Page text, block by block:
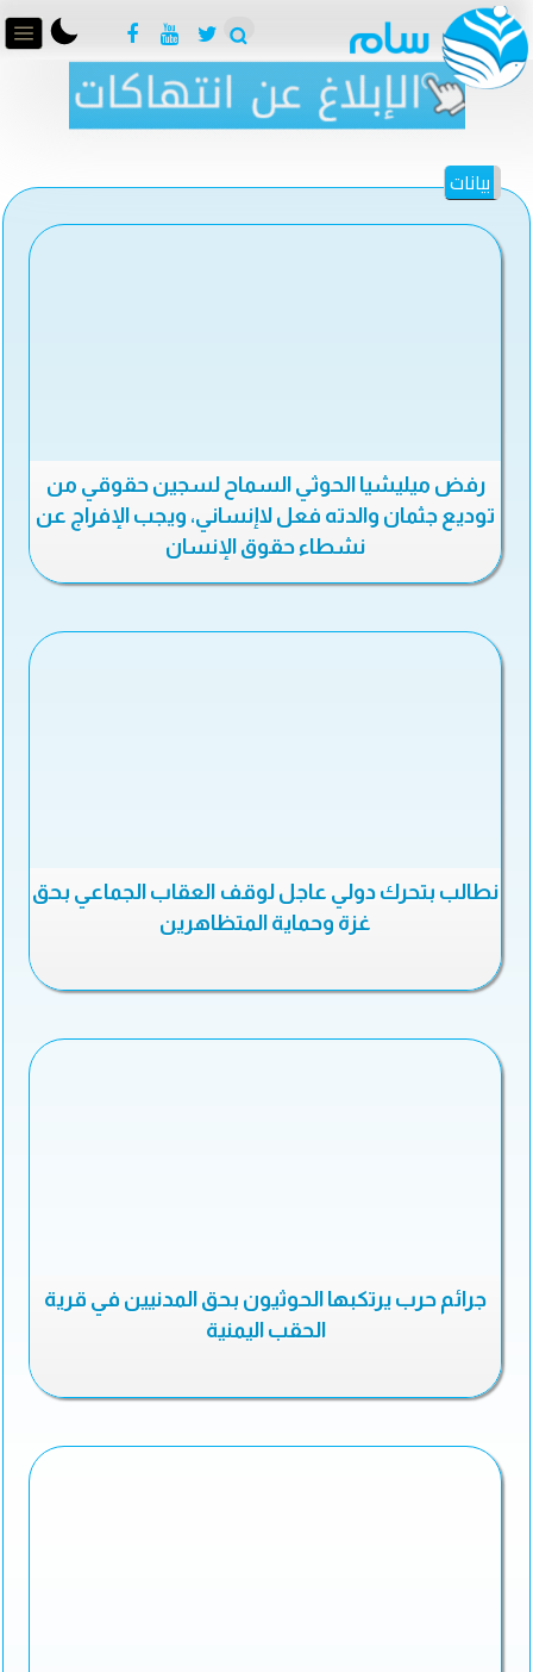
بيانات
رفض ميليشيا الحوثي السماح لسجين حقوقي من
توديع جثمان والدته فعل لاإنساني، ويجب الإفراج عن
نشطاء حقوق الإنسان
نطالب بتحرك دولي عاجل لوقف العقاب الجماعي بحق
غزة وحماية المتظاهرين
جرائم حرب يرتكبها الحوثيون بحق المدنيين في قرية
الحقب اليمنية